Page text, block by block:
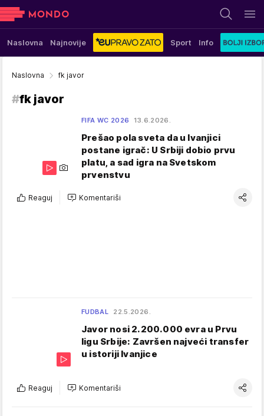
Naslovna Najnovije Sport Info
Naslovna fk javor
#fk javor
FIFA WC 2026 13.6.2026.
Prešao pola sveta da u Ivanjici
postane igrač: U Srbiji dobio prvu
platu, a sad igra na Svetskom
prvenstvu
Reaguj Komentariši
FUDBAL 22.5.2026.
Javor nosi 2.200.000 evra u Prvu
ligu Srbije: Završen najveći transfer
u istoriji Ivanjice
Reaguj Komentariši